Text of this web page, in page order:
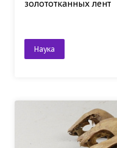
золототканных лент
Наука